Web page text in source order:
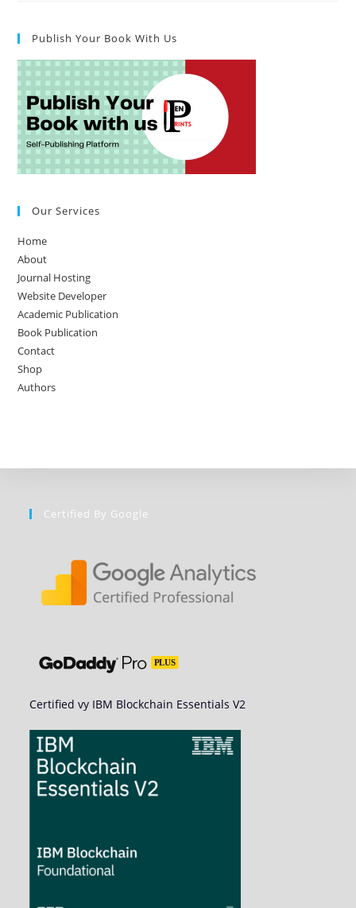
Publish Your Book With Us
Our Services
Home
About
Journal Hosting
Website Developer
Academic Publication
Book Publication
Contact
Shop
Authors
Certified By Google
Certified vy IBM Blockchain Essentials V2